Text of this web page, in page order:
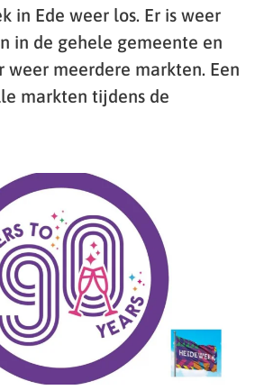
in Ede weer los. Er is weer
in de gehele gemeente en
meerdere markten. Een
markten tijdens de